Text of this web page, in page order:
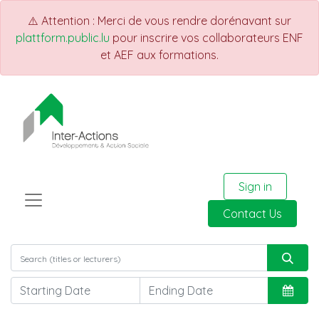
⚠️ Attention : Merci de vous rendre dorénavant sur
plattform.public.lu pour inscrire vos collaborateurs ENF
et AEF aux formations.
Sign in
Contact Us